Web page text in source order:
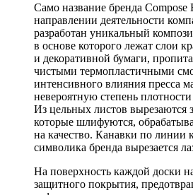
Само название бренда
направлении деятельности
разработан уникальный
в основе которого лежат слои
и декоративной бумаги,
чистыми термопластичными
интенсивного влияния пресса
невероятную степень
Из цельных листов вырезаются
которые шлифуются,
на качество. Канавки по линии
символика бренда вырезается
На поверхность каждой доски
защитного покрытия,